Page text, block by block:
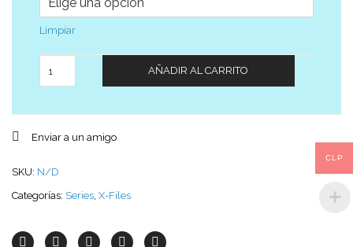
Limpiar
AÑADIR AL CARRITO
Enviar a un amigo
SKU: N/D
Categorías: Series, X-Files
CLP